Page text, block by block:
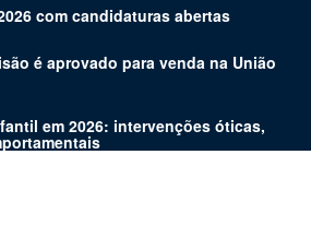
com candidaturas abertas
é aprovado para venda na União
em 2026: intervenções óticas,